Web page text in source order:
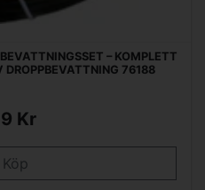
– KOMPLETT
DROPPBEVATTNING 76188
Kr
Köp